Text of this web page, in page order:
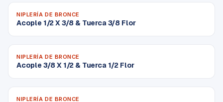
NIPLERÍA DE BRONCE
Acople 1/2 X 3/8 & Tuerca 3/8 Flor
NIPLERÍA DE BRONCE
Acople 3/8 X 1/2 & Tuerca 1/2 Flor
NIPLERÍA DE BRONCE